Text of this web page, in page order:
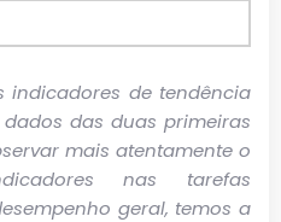
indicadores de tendência
das duas primeiras
mais atentamente o
nas tarefas
geral, temos a